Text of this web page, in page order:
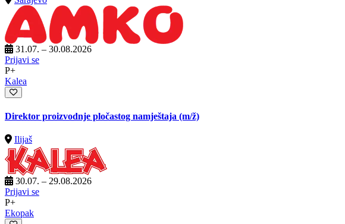
31.07. – 30.08.2026
Prijavi se
P+
Kalea
Direktor proizvodnje pločastog namještaja (m/ž)
Ilijaš
30.07. – 29.08.2026
Prijavi se
P+
Ekopak